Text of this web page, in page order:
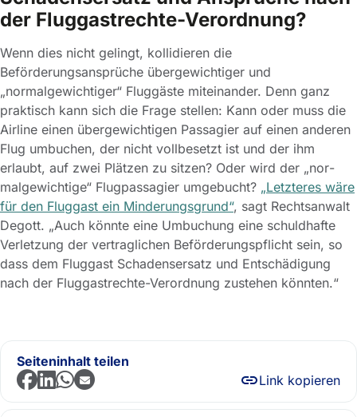
der Fluggastrechte-Verordnung?
Wenn dies nicht gelingt, kollidieren die
Beförderungsansprüche übergewichtiger und
„normalgewichtiger“ Fluggäste miteinander. Denn ganz
praktisch kann sich die Frage stellen: Kann oder muss die
Airline einen übergewichtigen Passagier auf einen anderen
Flug umbuchen, der nicht vollbesetzt ist und der ihm
erlaubt, auf zwei Plätzen zu sitzen? Oder wird der „nor­
malgewichtige“ Flugpassagier umgebucht? „Letzteres wäre
für den Fluggast ein Min­der­ungs­grund“, sagt Rechtsanwalt
Degott. „Auch könnte eine Umbuchung eine schuldhafte
Verletzung der vertraglichen Beförderungspflicht sein, so
dass dem Fluggast Schadens­ersatz und Entschädigung
nach der Fluggastrechte-Verordnung zustehen könn­ten.“
Seiteninhalt teilen
Link kopieren